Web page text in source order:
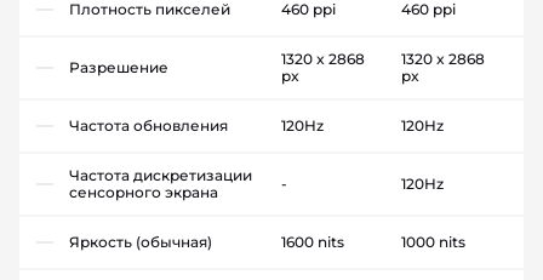
Плотность пикселей 460 ppi 460 ppi
Разрешение
1320 x 2868
px
1320 x 2868
px
Частота обновления 120Hz 120Hz
Частота дискретизации
сенсорного экрана
- 120Hz
Яркость (обычная) 1600 nits 1000 nits